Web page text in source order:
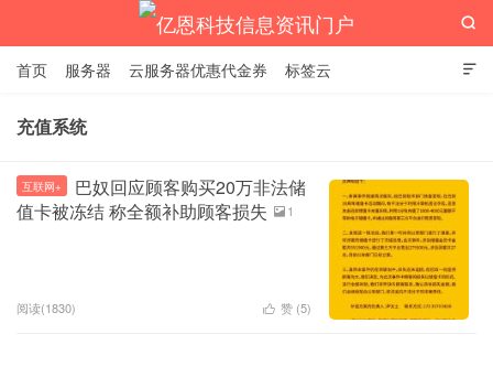
亿恩科技信息资讯门户

首页 服务器 云服务器优惠代金券 标签云

充值系统
互联网+
巴奴回应顾客购买20万非法储
值卡被冻结 称全额补助顾客损失
 1
阅读(1830)  赞 (5)